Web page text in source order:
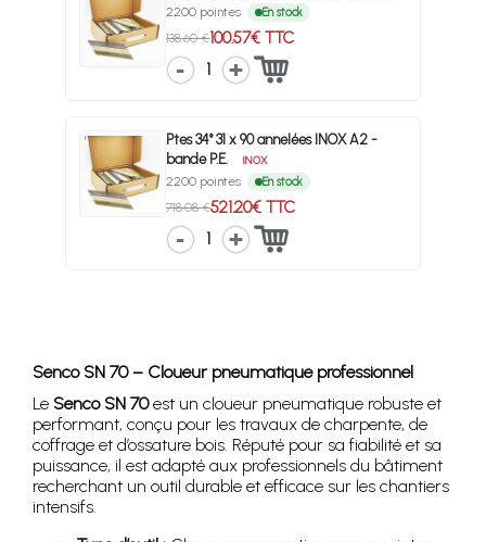
2200 pointes En stock
138.60 €100.57€ TTC
1
Ptes 34° 31 x 90 annelées INOX A2 -
bande P.E.
INOX
2200 pointes En stock
718.08 €521.20€ TTC
1
Senco SN 70 – Cloueur pneumatique professionnel
Le Senco SN 70est un cloueur pneumatique robuste et
performant, conçu pour les travaux de charpente, de
coffrage et d’ossature bois. Réputé pour sa fiabilité et sa
puissance, il est adapté aux professionnels du bâtiment
recherchant un outil durable et efficace sur les chantiers
intensifs.